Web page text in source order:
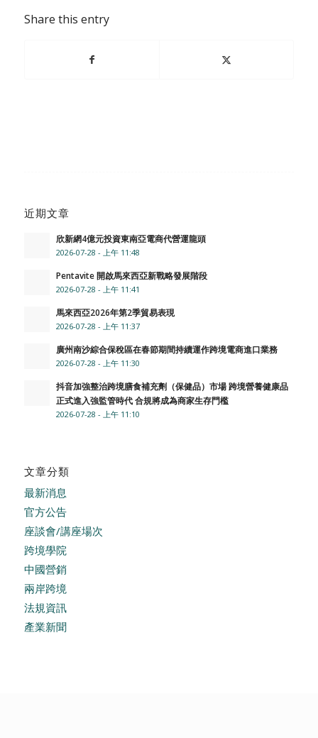
Share this entry
近期文章
欣新網4億元投資東南亞電商代營運龍頭
2026-07-28 - 上午 11:48
Pentavite 開啟馬來西亞新戰略發展階段
2026-07-28 - 上午 11:41
馬來西亞2026年第2季貿易表現
2026-07-28 - 上午 11:37
廣州南沙綜合保稅區在春節期間持續運作跨境電商進口業務
2026-07-28 - 上午 11:30
抖音加強整治跨境膳食補充劑（保健品）市場 跨境營養健康品
正式進入強監管時代 合規將成為商家生存門檻
2026-07-28 - 上午 11:10
文章分類
最新消息
官方公告
座談會/講座場次
跨境學院
中國營銷
兩岸跨境
法規資訊
產業新聞